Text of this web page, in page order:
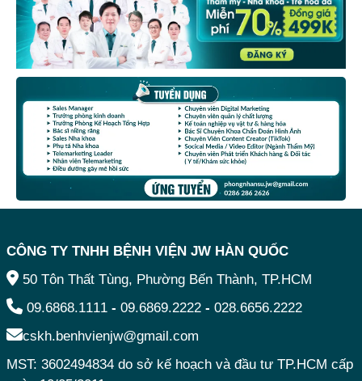
CÔNG TY TNHH BỆNH VIỆN JW HÀN QUỐC
50 Tôn Thất Tùng, Phường Bến Thành, TP.HCM
09.6868.1111 - 09.6869.2222 - 028.6656.2222
cskh.benhvienjw@gmail.com
MST: 3602494834 do sở kế hoạch và đầu tư TP.HCM cấp